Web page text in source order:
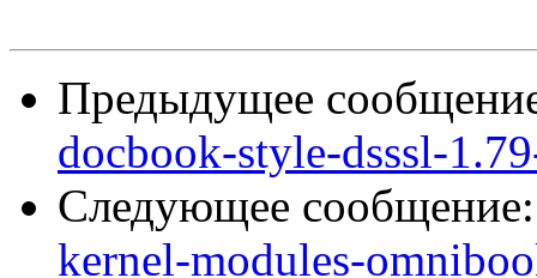
Предыдущее
docbook-style-dsssl-
Следующее
kernel-modules-